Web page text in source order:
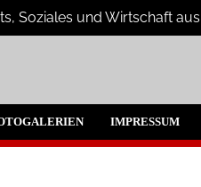
Soziales und Wirtschaft
und
IMPRESSUM